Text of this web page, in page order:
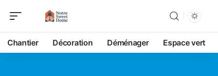
Chantier Décoration Déménager Espace vert